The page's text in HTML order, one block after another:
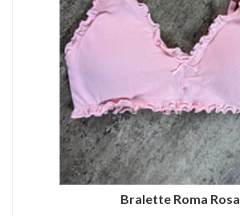
Bralette Roma Rosa